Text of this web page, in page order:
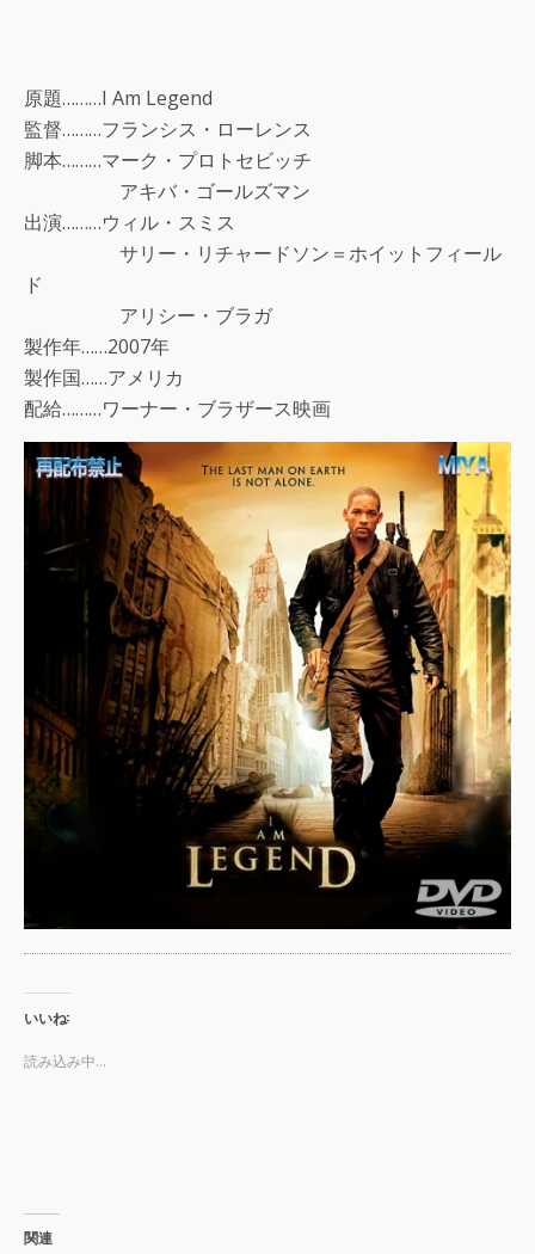
原題………I Am Legend
監督………フランシス・ローレンス
脚本………マーク・プロトセビッチ
アキバ・ゴールズマン
出演………ウィル・スミス
サリー・リチャードソン＝ホイットフィール
ド
アリシー・ブラガ
製作年……2007年
製作国……アメリカ
配給………ワーナー・ブラザース映画
いいね:
読み込み中…
関連